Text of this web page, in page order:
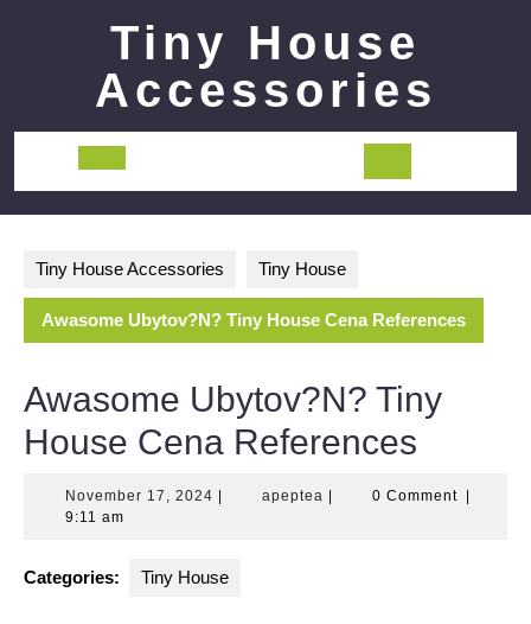
Tiny House
Accessories
Open
Tiny House Accessories Tiny House
Awasome Ubytov?N? Tiny House Cena References
Awasome Ubytov?N? Tiny
House Cena References
November 17, 2024 Novemberapeptea apeptea0 Comment
9:11 am
Categories: Tiny House